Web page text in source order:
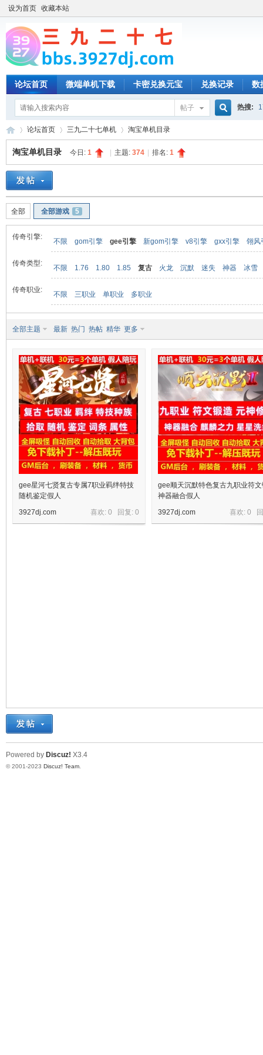
设为首页 收藏本站
论坛首页 微端单机下载 卡密兑换元宝 兑换记录 数
帖子 热搜:
淘
»
论坛首页 三九二十七单机 淘宝单机目录
淘宝单机目录 今日: 1 主题: 374 排名: 1
全部 全部游戏 5
传奇引擎:
不限 gom引擎 gee引擎 新gom引擎 v8引擎 gxx引擎 翎风
传奇类型:
不限 1.76 1.80 1.85 复古 火龙 沉默 迷失 神器 冰雪
传奇职业:
不限 三职业 单职业 多职业
全部主题 最新 热门 热帖 精华 更多
gee星河七贤复古专属7职业羁绊特技
随机鉴定假人
喜欢: 0 回复: 0
3927dj.com
gee顺天沉默特色复古九职业符
神器融合假人
喜欢: 0
3927dj.com
Powered by Discuz! X3.4
© 2001-2023 Discuz! Team.